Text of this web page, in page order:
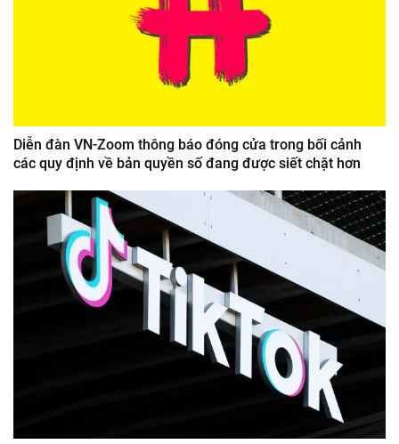
Diễn đàn VN-Zoom thông báo đóng cửa trong bối cảnh
các quy định về bản quyền số đang được siết chặt hơn